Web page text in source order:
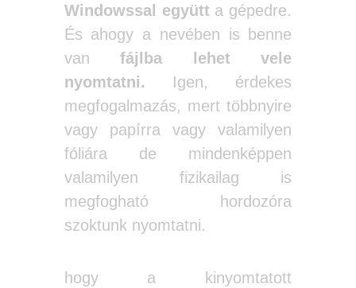
Windowssal együtta gépedre.
És ahogy a nevében is benne
vanfájlba lehet vele
nyomtatni. Igen, érdekes
megfogalmazás, mert többnyire
vagy papírra vagy valamilyen
fóliára de mindenképpen
valamilyen fizikailag is
megfogható hordozóra
szoktunk nyomtatni.
hogy a kinyomtatott